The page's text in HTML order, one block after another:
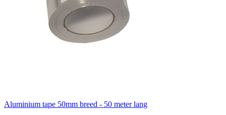
Aluminium tape 50mm breed - 50 meter lang